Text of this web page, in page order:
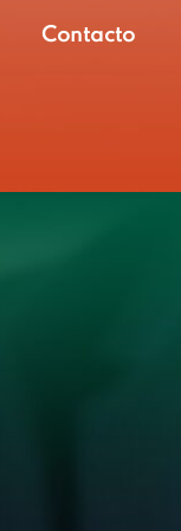
Contacto